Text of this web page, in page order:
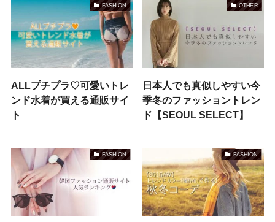
FASHION
ALLプチプラ♡可愛いトレ
ンド水着が買える通販サイ
ト
OTHER
日本人でも真似しやすい今
季冬のファッショントレン
ド【SEOUL SELECT】
FASHION FASHION